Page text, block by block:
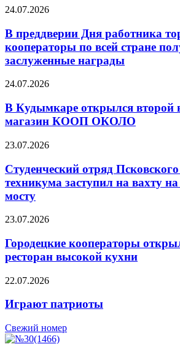
24.07.2026
В преддверии Дня работника
кооператоры по всей стране
заслуженные награды
24.07.2026
В Кудымкаре открылся второй
магазин КООП ОКОЛО
23.07.2026
Студенческий отряд
техникума заступил на вахту
мосту
23.07.2026
Городецкие кооператоры
ресторан высокой кухни
22.07.2026
Играют патриоты
Свежий номер